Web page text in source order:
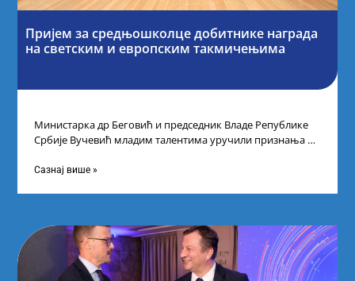
Пријем за средњошколце добитнике награда
на светским и европским такмичењима
Министарка др Беговић и председник Владе Републике
Србије Вучевић младим талентима уручили признања У
Сазнај више »